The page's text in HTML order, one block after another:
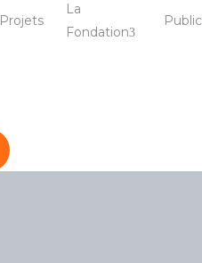
Projets
La
Fondation